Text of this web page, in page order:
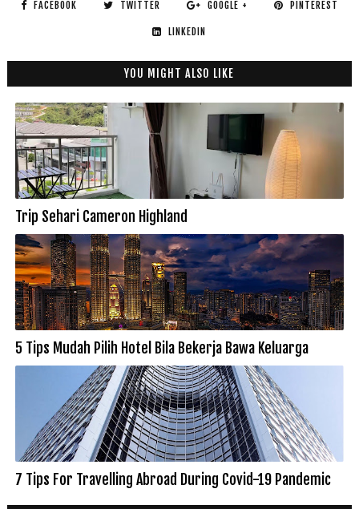
FACEBOOK TWITTER GOOGLE + PINTEREST
LINKEDIN
YOU MIGHT ALSO LIKE
Trip Sehari Cameron Highland
5 Tips Mudah Pilih Hotel Bila Bekerja Bawa Keluarga
7 Tips For Travelling Abroad During Covid-19 Pandemic